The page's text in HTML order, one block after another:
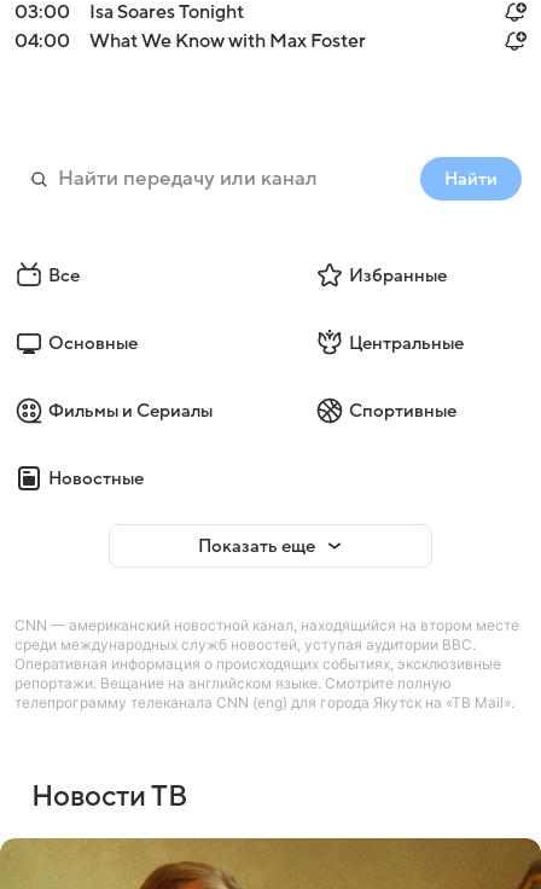
03:00
Isa Soares Tonight
04:00
What We Know with Max Foster
Найти
Все Избранные
Основные Центральные
Фильмы и Сериалы Спортивные
Новостные
Показать еще
CNN — американский новостной канал, находящийся на втором месте
среди международных служб новостей, уступая аудитории BBC.
Оперативная информация о происходящих событиях, эксклюзивные
репортажи. Вещание на английском языке. Смотрите полную
телепрограмму телеканала CNN (eng) для города Якутск на «ТВ Mail».
Новости ТВ